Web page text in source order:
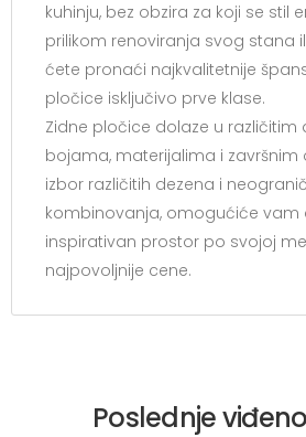
kuhinju, bez obzira za koji se stil
prilikom renoviranja svog stana
ćete pronaći najkvalitetnije
pločice isključivo prve klase.
Zidne pločice dolaze u različitim
bojama, materijalima i završnim
izbor različitih dezena i
kombinovanja, omogućiće vam
inspirativan prostor po svojoj
najpovoljnije cene.
Poslednje viđeno